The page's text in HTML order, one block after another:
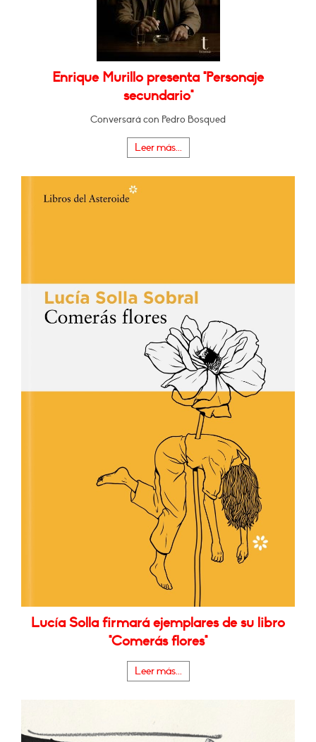
Enrique Murillo presenta "Personaje
secundario"
Conversará con Pedro Bosqued
Leer más...
Lucía Solla firmará ejemplares de su libro
"Comerás flores"
Leer más...